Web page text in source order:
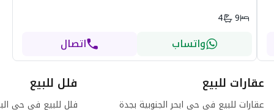
9
4
واتساب اتصال
عقارات للبيع
عقارات للبيع فى حى ابحر الجنوبية بجدة
فلل للبيع
فلل للبيع فى حى